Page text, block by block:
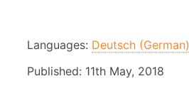
Languages: Deutsch (German)
Published: 11th May, 2018